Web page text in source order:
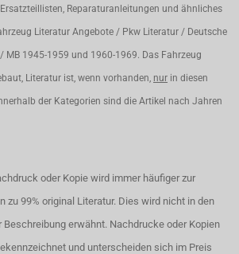
Reparaturanleitungen und ähnliches
Literatur Angebote / Pkw Literatur / Deutsche
MB 1945-1959 und 1960-1969. Das Fahrzeug
Literatur ist, wenn vorhanden, nur in diesen
der Kategorien sind die Artikel nach Jahren
oder Kopie wird immer häufiger zur
zu 99% original Literatur. Dies wird nicht in den
Beschreibung erwähnt. Nachdrucke oder Kopien
und unterscheiden sich im Preis